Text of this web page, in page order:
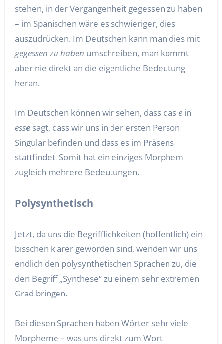
stehen, in der Vergangenheit gegessen zu haben
– im Spanischen wäre es schwieriger, dies
auszudrücken. Im Deutschen kann man dies mit
gegessen zu haben umschreiben, man kommt
aber nie direkt an die eigentliche Bedeutung
heran.
Im Deutschen können wir sehen, dass das ein
essesagt, dass wir uns in der ersten Person
Singular befinden und dass es im Präsens
stattfindet. Somit hat ein einziges Morphem
zugleich mehrere Bedeutungen.
Polysynthetisch
Jetzt, da uns die Begrifflichkeiten (hoffentlich) ein
bisschen klarer geworden sind, wenden wir uns
endlich den polysynthetischen Sprachen zu, die
den Begriff „Synthese“ zu einem sehr extremen
Grad bringen.
Bei diesen Sprachen haben Wörter sehr viele
Morpheme – was uns direkt zum Wort